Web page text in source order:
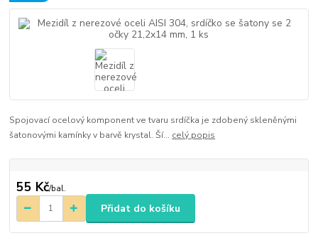
Spojovací ocelový komponent ve tvaru srdíčka je zdobený skleněnými
šatonovými kamínky v barvě krystal. Ší... celý popis
55 Kč/bal.
Přidat do košíku